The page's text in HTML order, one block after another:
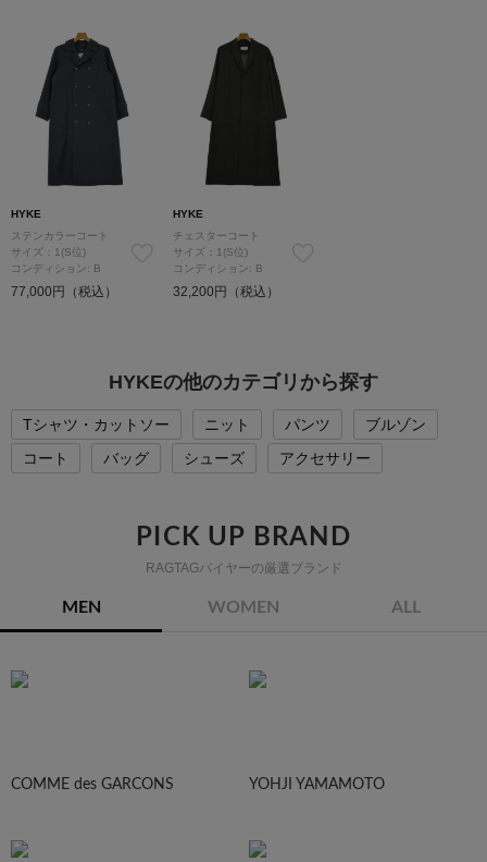
HYKE
ステンカラーコート
サイズ：1(S位)
コンディション: B
77,000円（税込）
HYKE
チェスターコート
サイズ：1(S位)
コンディション: B
32,200円（税込）
HYKEの他のカテゴリから探す
Tシャツ・カットソー ニット パンツ
ブルゾン
コート
バッグ シューズ アクセサリー
PICK UP BRAND
RAGTAGバイヤーの厳選ブランド
MEN WOMEN ALL
COMME des GARCONS YOHJI YAMAMOTO